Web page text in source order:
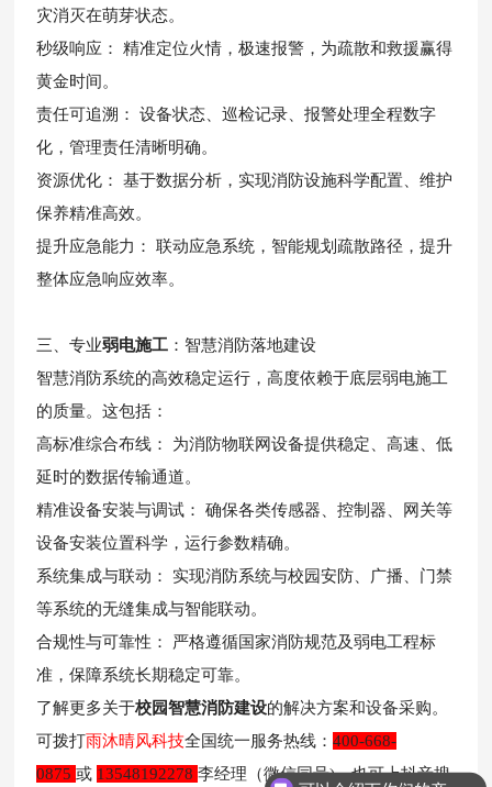
灾消灭在萌芽状态。
秒级响应： 精准定位火情，极速报警，为疏散和救援赢得
黄金时间。
责任可追溯： 设备状态、巡检记录、报警处理全程数字
化，管理责任清晰明确。
资源优化： 基于数据分析，实现消防设施科学配置、维护
保养精准高效。
提升应急能力： 联动应急系统，智能规划疏散路径，提升
整体应急响应效率。
三、专业弱电施工 ：智慧消防落地建设
智慧消防系统的高效稳定运行，高度依赖于底层弱电施工
的质量。这包括：
高标准综合布线： 为消防物联网设备提供稳定、高速、低
延时的数据传输通道。
精准设备安装与调试： 确保各类传感器、控制器、网关等
设备安装位置科学，运行参数精确。
系统集成与联动： 实现消防系统与校园安防、广播、门禁
等系统的无缝集成与智能联动。
合规性与可靠性： 严格遵循国家消防规范及弱电工程标
准，保障系统长期稳定可靠。
了解更多关于校园智慧消防建设的解决方案和设备采购。
可拨打雨沐晴风科技全国统一服务热线：400-668-
0875或 13548192278李经理（微信同号)，也可上抖音搜